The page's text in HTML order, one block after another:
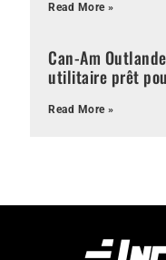
Read More »
Can-Am
utilitaire prêt
Read More »